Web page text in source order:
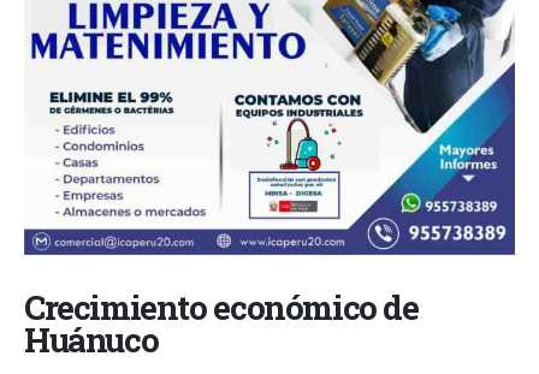
Crecimiento económico de
Huánuco